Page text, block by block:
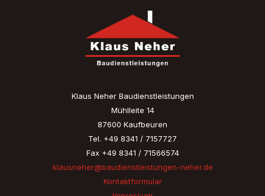
Klaus Neher Baudienstleistungen
Mühlleite 14
87600 Kaufbeuren
Tel. +49 8341 / 7157727
Fax +49 8341 / 71566574
klausneher@baudienstleistungen-neher.de
Kontaktformular